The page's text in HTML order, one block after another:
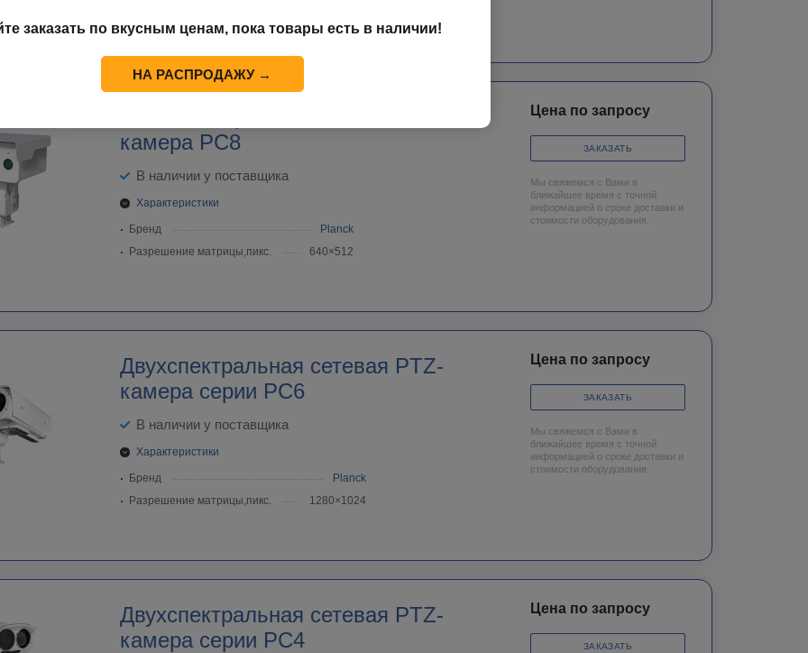
Разрешение матрицы,пикс.
384×288
камера PC8
В наличии у поставщика
Характеристики
Бренд
Planck
Разрешение матрицы,пикс.
640×512
Цена по запросу
ЗАКАЗАТЬ
Мы свяжемся с Вами в
ближайшее время с точной
информацией о сроке доставки и
стоимости оборудования.
Двухспектральная cетевая PTZ-
камера серии PC6
В наличии у поставщика
Характеристики
Бренд
Planck
Разрешение матрицы,пикс.
1280×1024
Цена по запросу
ЗАКАЗАТЬ
Мы свяжемся с Вами в
ближайшее время с точной
информацией о сроке доставки и
стоимости оборудования.
Двухспектральная cетевая PTZ-
камера серии PC4
Цена по запросу
ЗАКАЗАТЬ
заказать по вкусным ценам, пока товары есть в наличии!
НА РАСПРОДАЖУ →